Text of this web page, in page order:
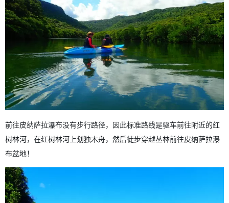
前往皮纳萨拉瀑布没有步行路径，因此标准路线是驱车前往附近的红
树林河，在红树林河上划独木舟，然后徒步穿越丛林前往皮纳萨拉瀑
布盆地！